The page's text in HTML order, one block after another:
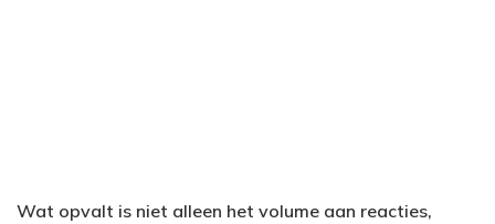
Wat opvalt is niet alleen het volume aan reacties,